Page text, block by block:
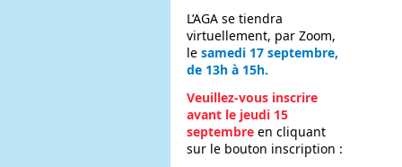
L’AGA se tiendra
virtuellement, par Zoom,
le samedi 17 septembre,
de 13h à 15h.
Veuillez-vous inscrire
avant le jeudi 15
septembre en cliquant
sur le bouton inscription :